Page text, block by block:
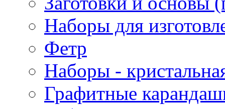
Наборы для
Фетр
Наборы -
Графитные